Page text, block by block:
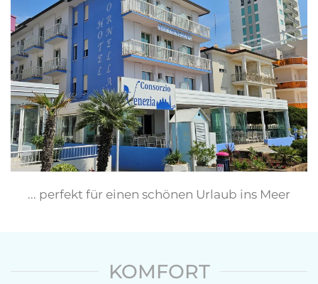
... perfekt für einen schönen Urlaub ins Meer
KOMFORT